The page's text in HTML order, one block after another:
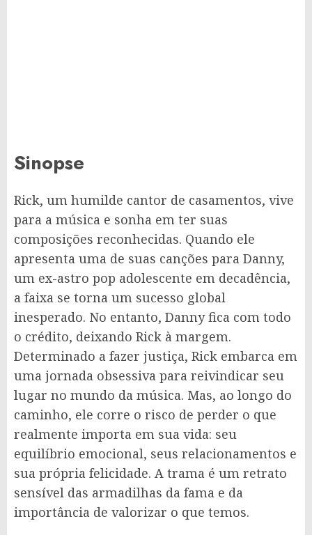
Sinopse
Rick, um humilde cantor de casamentos, vive
para a música e sonha em ter suas
composições reconhecidas. Quando ele
apresenta uma de suas canções para Danny,
um ex-astro pop adolescente em decadência,
a faixa se torna um sucesso global
inesperado. No entanto, Danny fica com todo
o crédito, deixando Rick à margem.
Determinado a fazer justiça, Rick embarca em
uma jornada obsessiva para reivindicar seu
lugar no mundo da música. Mas, ao longo do
caminho, ele corre o risco de perder o que
realmente importa em sua vida: seu
equilíbrio emocional, seus relacionamentos e
sua própria felicidade. A trama é um retrato
sensível das armadilhas da fama e da
importância de valorizar o que temos.